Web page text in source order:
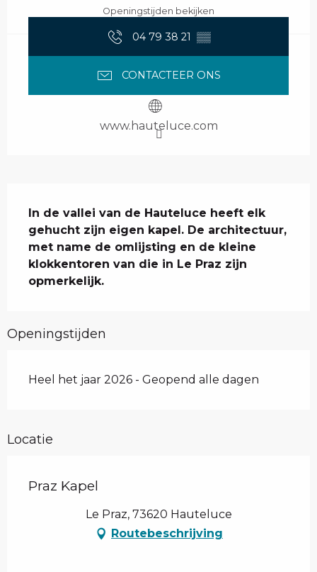
Openingstijden bekijken
04 79 38 21 ▒▒
CONTACTEER ONS
www.hauteluce.com
In de vallei van de Hauteluce heeft elk
gehucht zijn eigen kapel. De architectuur,
met name de omlijsting en de kleine
klokkentoren van die in Le Praz zijn
opmerkelijk.
Openingstijden
Heel het jaar 2026 - Geopend alle dagen
Locatie
Praz Kapel
Le Praz, 73620 Hauteluce
Routebeschrijving